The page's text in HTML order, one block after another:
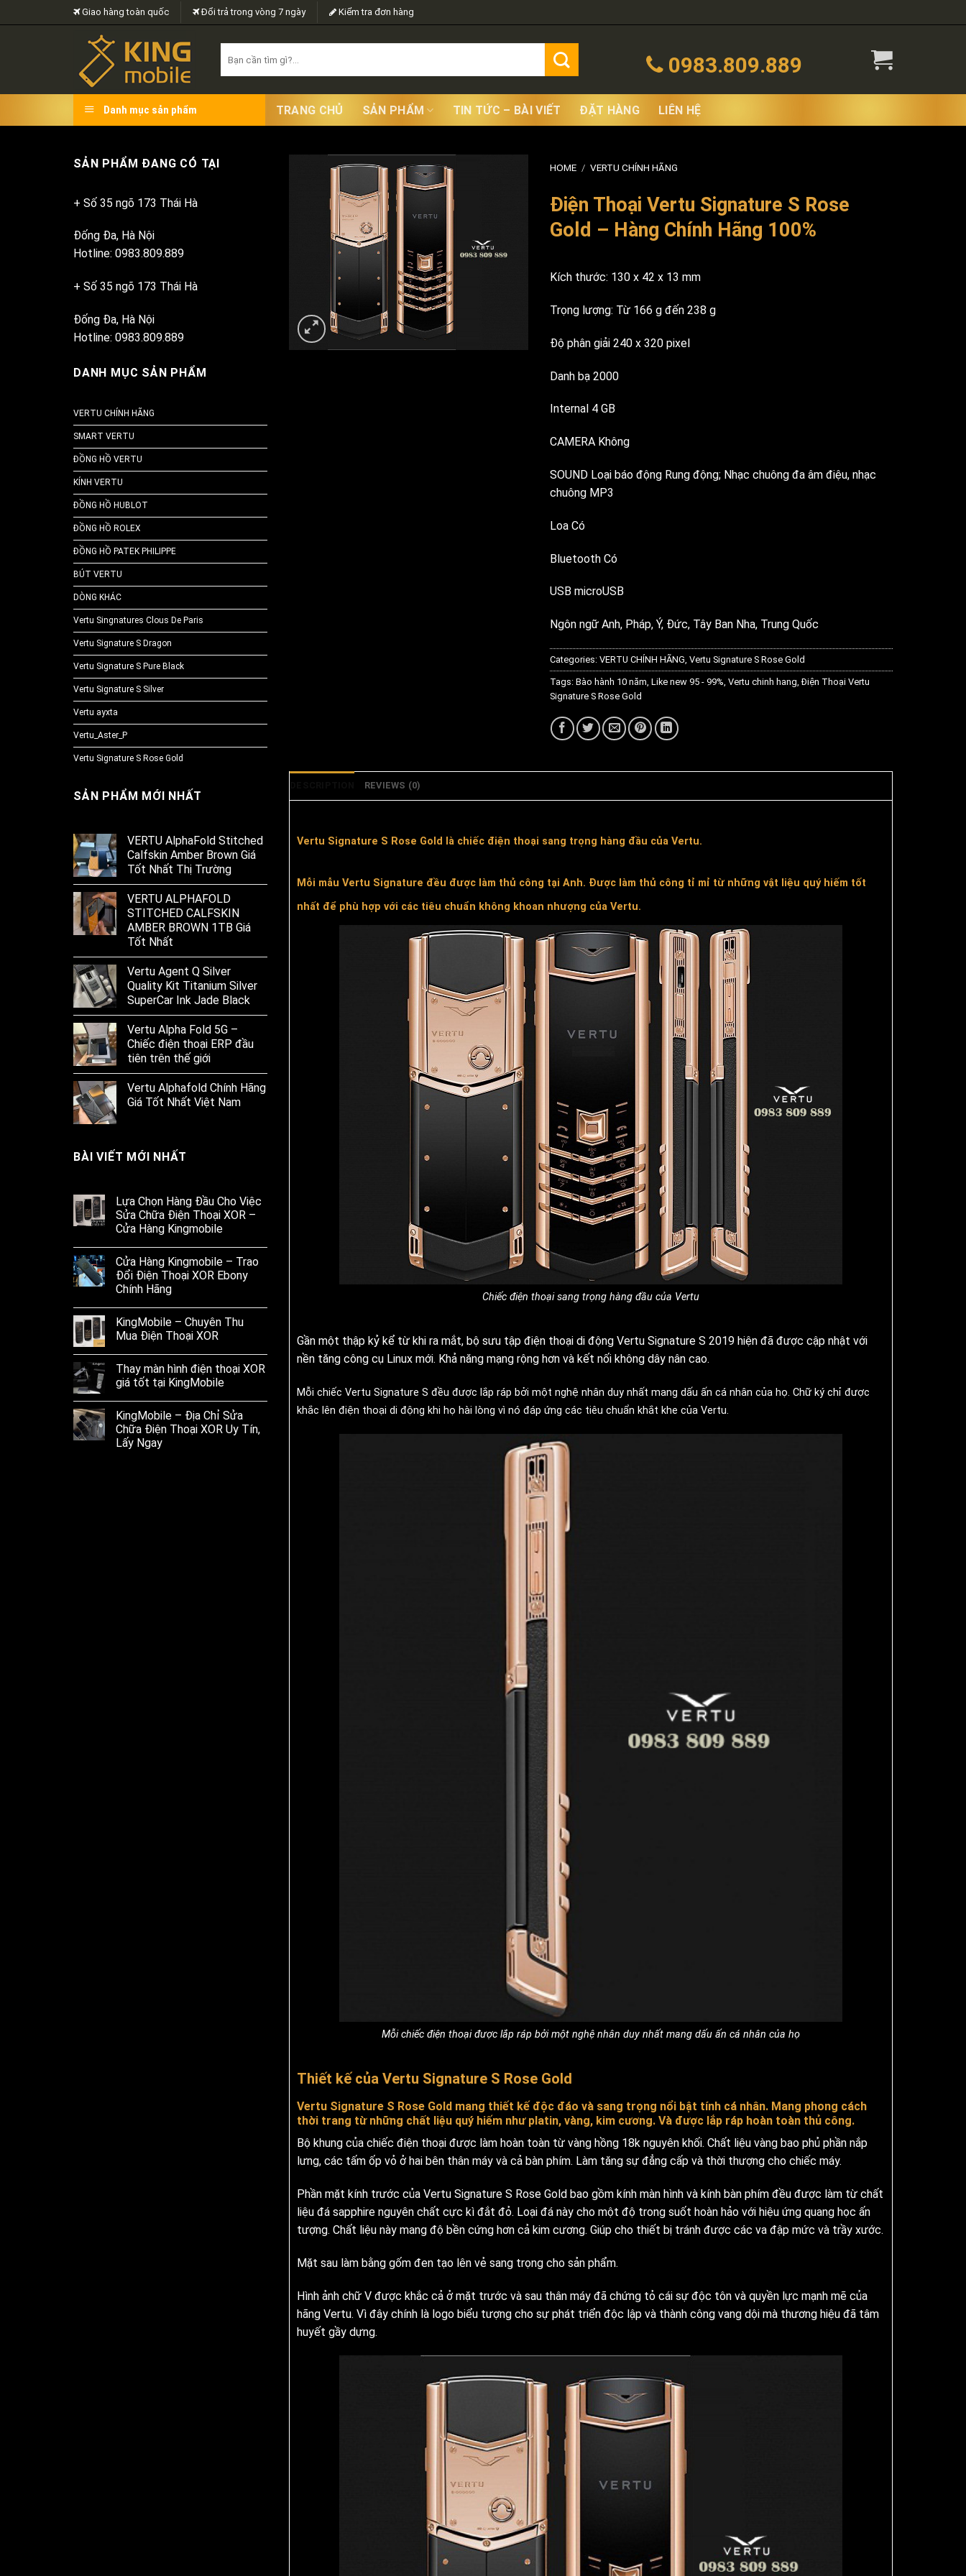
to
Giao hàng toàn quốc Đổi trả trong vòng 7 ngày Kiểm tra đơn hàng
for:
0983.809.889
Danh mục sản phẩm TRANG CHỦ SẢN PHẨM TIN TỨC – BÀI VIẾT ĐẶT HÀNG LIÊN HỆ
SẢN PHẨM ĐANG CÓ TẠI
+ Số 35 ngõ 173 Thái Hà
Đống Đa, Hà Nội
Hotline: 0983.809.889
+ Số 35 ngõ 173 Thái Hà
Đống Đa, Hà Nội
Hotline: 0983.809.889
DANH MỤC SẢN PHẨM
VERTU CHÍNH HÃNG
SMART VERTU
ĐỒNG HỒ VERTU
KÍNH VERTU
ĐỒNG HỒ HUBLOT
ĐỒNG HỒ ROLEX
ĐỒNG HỒ PATEK PHILIPPE
BÚT VERTU
DÒNG KHÁC
Vertu Singnatures Clous De Paris
Vertu Signature S Dragon
Vertu Signature S Pure Black
Vertu Signature S Silver
Vertu ayxta
Vertu_Aster_P
Vertu Signature S Rose Gold
SẢN PHẨM MỚI NHẤT
VERTU AlphaFold Stitched
Calfskin Amber Brown Giá
Tốt Nhất Thị Trường
VERTU ALPHAFOLD
STITCHED CALFSKIN
AMBER BROWN 1TB Giá
Tốt Nhất
Vertu Agent Q Silver
Quality Kit Titanium Silver
SuperCar Ink Jade Black
Vertu Alpha Fold 5G –
Chiếc điện thoại ERP đầu
tiên trên thế giới
Vertu Alphafold Chính Hãng
Giá Tốt Nhất Việt Nam
BÀI VIẾT MỚI NHẤT
Lựa Chọn Hàng Đầu Cho Việc
Sửa Chữa Điện Thoại XOR –
Cửa Hàng Kingmobile
Cửa Hàng Kingmobile – Trao
Đổi Điện Thoại XOR Ebony
Chính Hãng
KingMobile – Chuyên Thu
Mua Điện Thoại XOR
Thay màn hình điện thoại XOR
giá tốt tại KingMobile
KingMobile – Địa Chỉ Sửa
Chữa Điện Thoại XOR Uy Tín,
Lấy Ngay
HOME / VERTU CHÍNH HÃNG
Điện Thoại Vertu Signature S Rose
Gold – Hàng Chính Hãng 100%
Kích thước: 130 x 42 x 13 mm
Trọng lượng: Từ 166 g đến 238 g
Độ phân giải 240 x 320 pixel
Danh bạ 2000
Internal 4 GB
CAMERA Không
SOUND Loại báo động Rung động; Nhạc chuông đa âm điệu, nhạc
chuông MP3
Loa Có
Bluetooth Có
USB microUSB
Ngôn ngữ Anh, Pháp, Ý, Đức, Tây Ban Nha, Trung Quốc
Categories: VERTU CHÍNH HÃNG Vertu Signature S Rose Gold
Tags: Bào hành 10 năm Like new 95 - 99% Vertu chinh hang ,Điện Thoại Vertu
Signature S Rose Gold
REVIEWS (0)
Vertu Signature S Rose Gold là chiếc điện thoại sang trọng hàng đầu của Vertu.
Mỗi mẫu Vertu Signature đều được làm thủ công tại Anh. Được làm thủ công tỉ mỉ từ những vật liệu quý hiếm tốt
nhất để phù hợp với các tiêu chuẩn không khoan nhượng của Vertu.
Chiếc điện thoại sang trọng hàng đầu của Vertu
Gần một thập kỷ kể từ khi ra mắt, bộ sưu tập điện thoại di động Vertu Signature S 2019 hiện đã được cập nhật với
nền tăng công cụ Linux mới. Khả năng mạng rộng hơn và kết nối không dây nân cao.
Mỗi chiếc Vertu Signature S đều được lắp ráp bởi một nghệ nhân duy nhất mang dấu ấn cá nhân của họ. Chữ ký chỉ được
khắc lên điện thoại di động khi họ hài lòng vì nó đáp ứng các tiêu chuẩn khắt khe của Vertu.
Mỗi chiếc điện thoại được lắp ráp bởi một nghệ nhân duy nhất mang dấu ấn cá nhân của họ
Thiết kế của Vertu Signature S Rose Gold
Vertu Signature S Rose Gold mang thiết kế độc đáo và sang trọng nổi bật tính cá nhân. Mang phong cách
thời trang từ những chất liệu quý hiếm như platin, vàng, kim cương. Và được lắp ráp hoàn toàn thủ công.
Bộ khung của chiếc điện thoại được làm hoàn toàn từ vàng hồng 18k nguyên khối. Chất liệu vàng bao phủ phần nắp
lưng, các tấm ốp vỏ ở hai bên thân máy và cả bàn phím. Làm tăng sự đẳng cấp và thời thượng cho chiếc máy.
Phần mặt kính trước của Vertu Signature S Rose Gold bao gồm kính màn hình và kính bàn phím đều được làm từ chất
liệu đá sapphire nguyên chất cực kì đắt đỏ. Loại đá này cho một độ trong suốt hoàn hảo với hiệu ứng quang học ấn
tượng. Chất liệu này mang độ bền cứng hơn cả kim cương. Giúp cho thiết bị tránh được các va đập mức và trầy xước.
Mặt sau làm bằng gốm đen tạo lên vẻ sang trọng cho sản phẩm.
Hình ảnh chữ V được khắc cả ở mặt trước và sau thân máy đã chứng tỏ cái sự độc tôn và quyền lực mạnh mẽ của
hãng Vertu. Vì đây chính là logo biểu tượng cho sự phát triển độc lập và thành công vang dội mà thương hiệu đã tâm
huyết gầy dựng.